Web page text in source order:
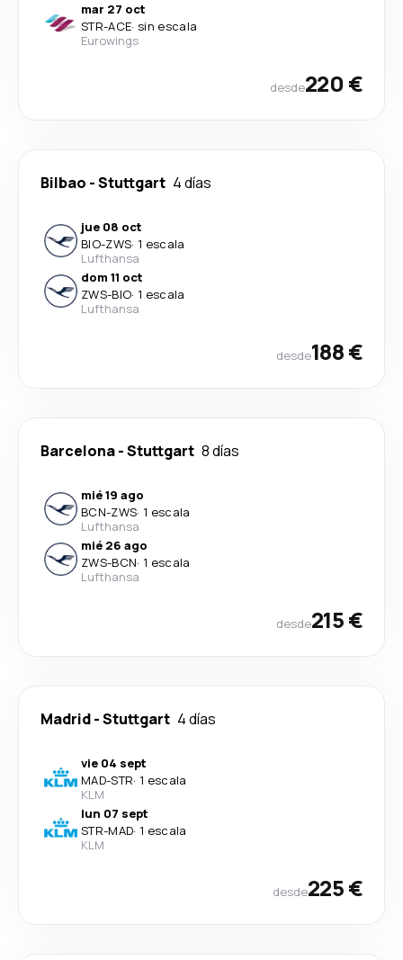
mar 27 oct
STR-ACE· sin escala
Eurowings
desde220 €
Bilbao -Stuttgart 4 días
jue 08 oct
BIO-ZWS· 1 escala
Lufthansa
dom 11 oct
ZWS-BIO· 1 escala
Lufthansa
desde188 €
Barcelona-Stuttgart 8 días
mié 19 ago
BCN-ZWS· 1 escala
Lufthansa
mié 26 ago
ZWS-BCN· 1 escala
Lufthansa
desde215 €
Madrid-Stuttgart 4 días
vie 04 sept
MAD-STR· 1 escala
KLM
lun 07 sept
STR-MAD· 1 escala
KLM
desde225 €